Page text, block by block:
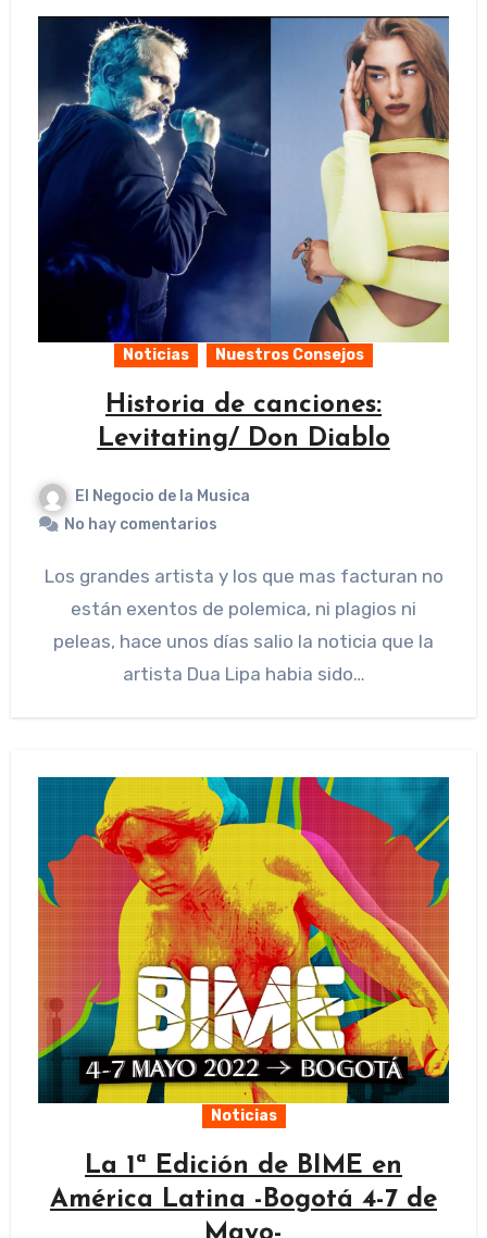
Noticias Nuestros Consejos
Historia de canciones:
Levitating/ Don Diablo
El Negocio de la Musica
No hay comentarios
Los grandes artista y los que mas facturan no
están exentos de polemica, ni plagios ni
peleas, hace unos días salio la noticia que la
artista Dua Lipa habia sido…
Noticias
La 1ª Edición de BIME en
América Latina -Bogotá 4-7 de